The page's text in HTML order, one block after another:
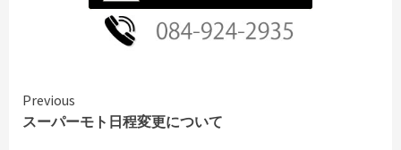
Continue
Reading
Previous
スーパーモト日程変更について